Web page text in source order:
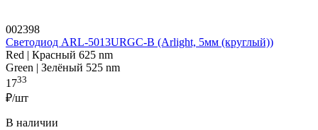
002398
Светодиод ARL-5013URGC-B (Arlight, 5мм (круглый))
Red | Красный 625 nm
Green | Зелёный 525 nm
1733
₽/шт
В наличии